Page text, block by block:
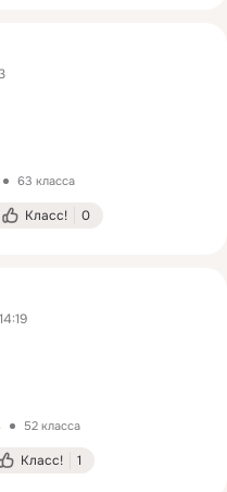
63 класса
Класс! 0
52 класса
Класс! 1